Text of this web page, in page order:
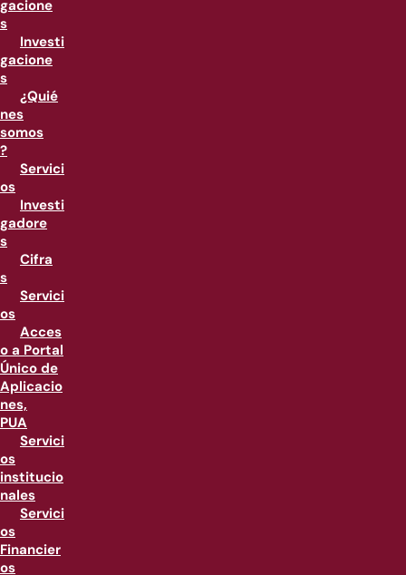
gacione
s
Investi
gacione
s
¿Quié
nes
somos
?
Servici
os
Investi
gadore
s
Cifra
s
Servici
os
Acces
o a Portal
Único de
Aplicacio
nes,
PUA
Servici
os
institucio
nales
Servici
os
Financier
os